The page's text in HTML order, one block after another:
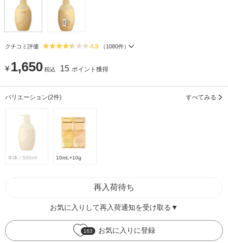
クチコミ評価 4.9 （ 1080件）
¥ 1,650 税込 15 ポイント獲得
バリエーション(2件) すべてみる
本体 / 500ml 10mL+10g
再入荷待ち
お気に入りして再入荷通知を受け取る▼
163 お気に入りに登録